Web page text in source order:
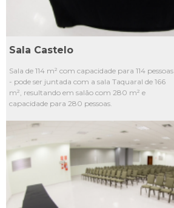
Sala Castelo
Sala de 114 m² com capacidade para 114 pessoas
- pode ser juntada com a sala Taquaral de 166
m², resultando em salão com 280 m² e
capacidade para 280 pessoas.
L3
L4